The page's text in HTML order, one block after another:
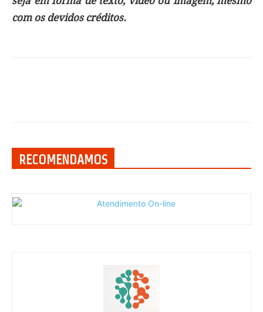
com os devidos créditos.
RECOMENDAMOS